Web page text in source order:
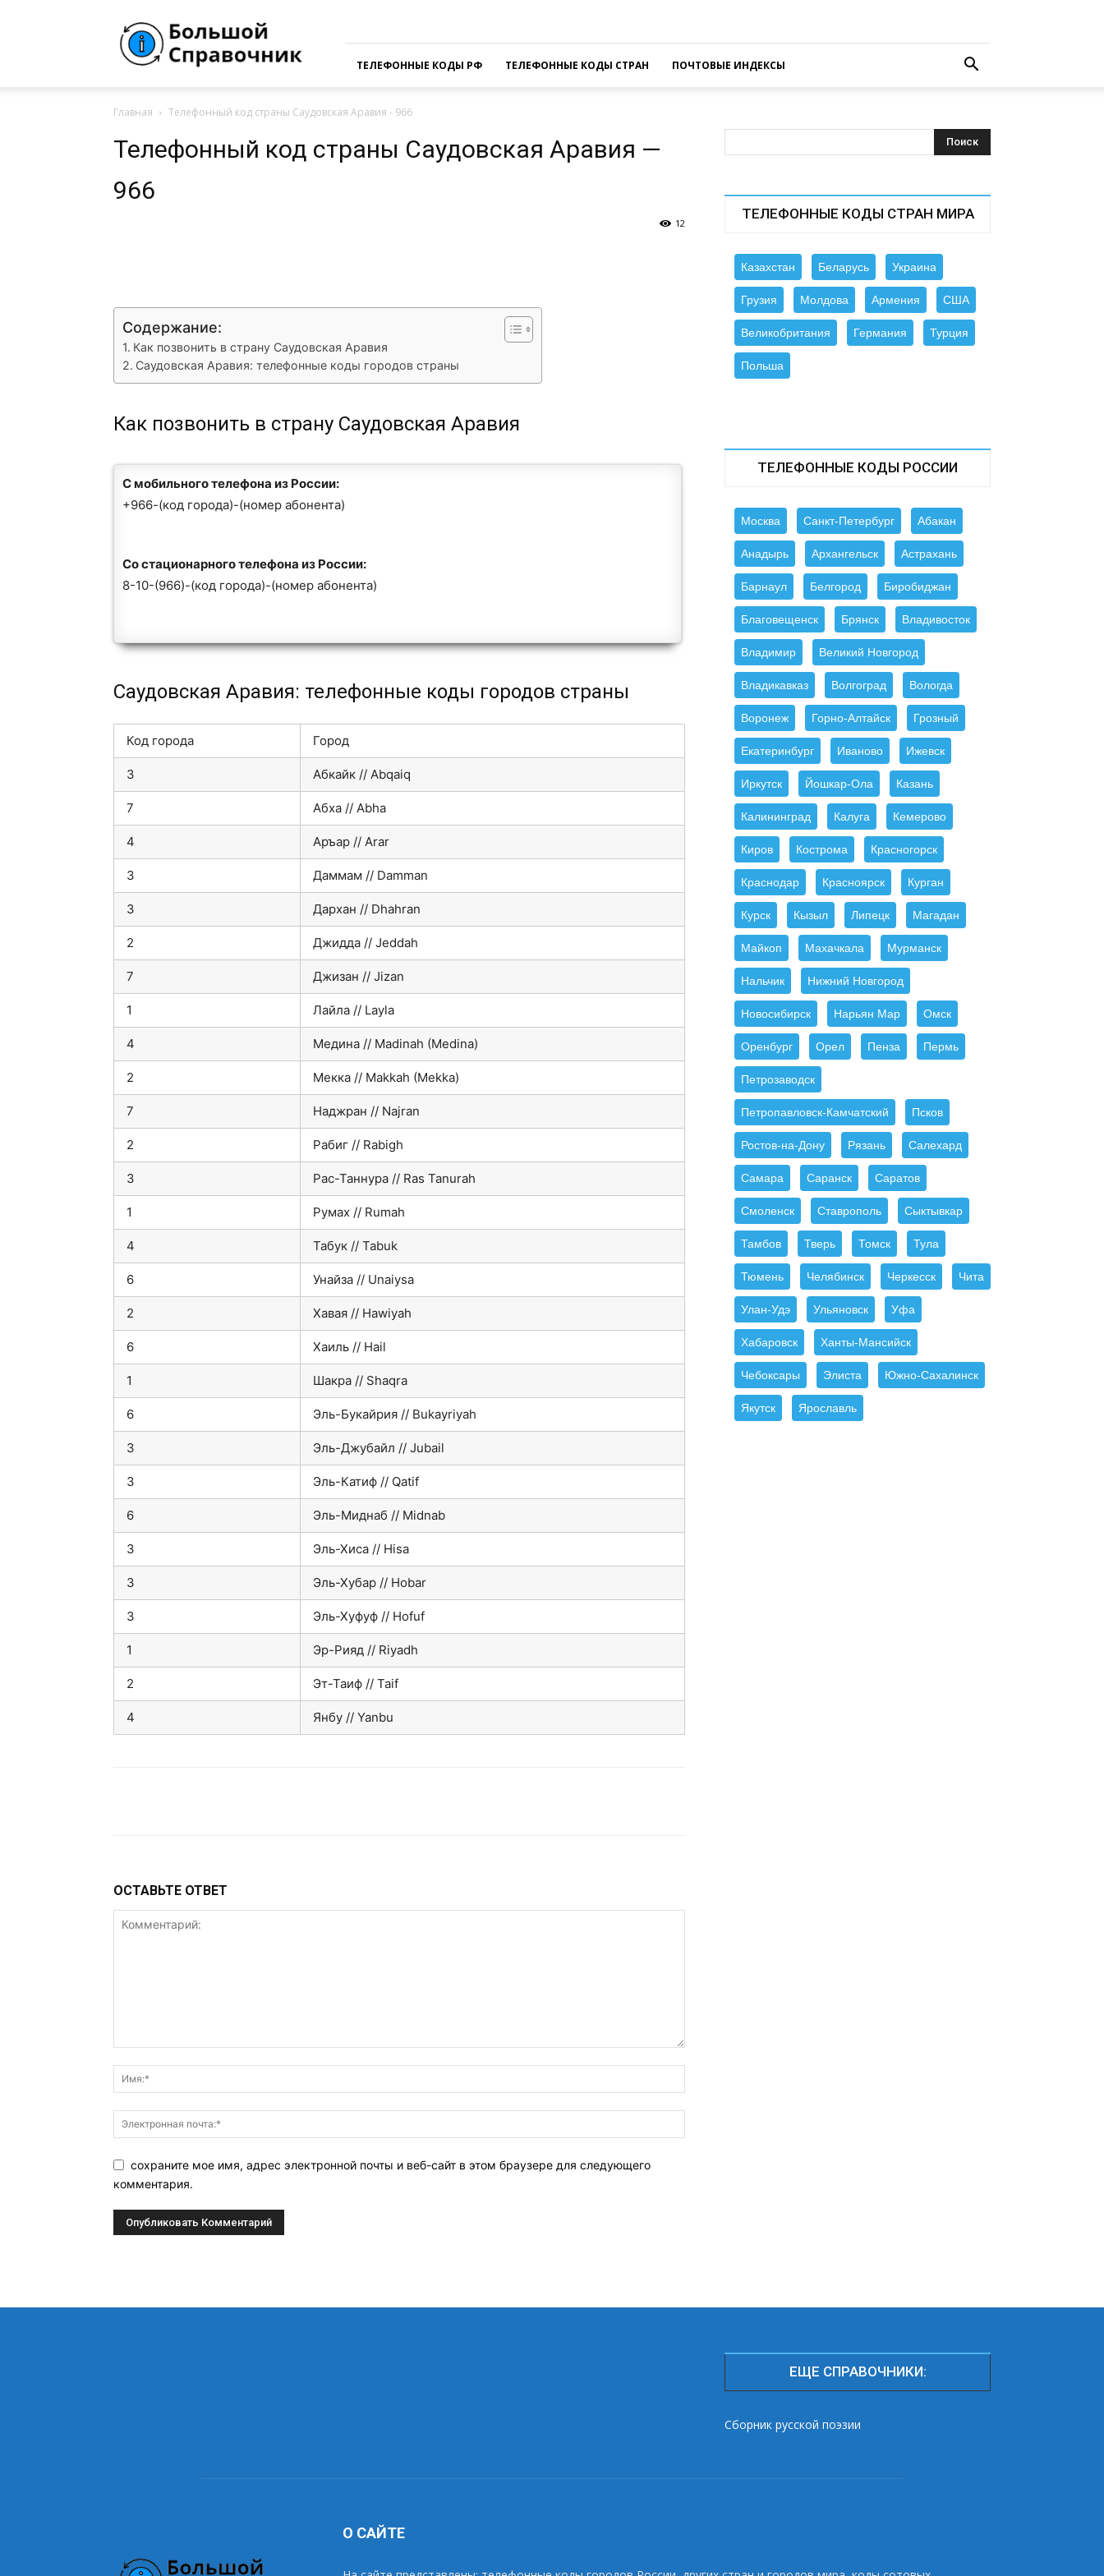
Справочная
России
ТЕЛЕФОННЫЕ КОДЫ РФ
ТЕЛЕФОННЫЕ КОДЫ СТРАН ПОЧТОВЫЕ ИНДЕКСЫ
Главная Телефонный код страны Саудовская Аравия - 966
Телефонный код страны Саудовская Аравия —
966
12
Содержание:
Как позвонить в страну Саудовская Аравия
Саудовская Аравия: телефонные коды городов страны
Как позвонить в страну Саудовская Аравия
С мобильного телефона из России:
+966-(код города)-(номер абонента)
Со стационарного телефона из России:
8-10-(966)-(код города)-(номер абонента)
Саудовская Аравия: телефонные коды городов страны
Код города Город
3 Абкайк // Abqaiq
7 Абха // Abha
4 Аръар // Arar
3 Даммам // Damman
3 Дархан // Dhahran
2 Джидда // Jeddah
7 Джизан // Jizan
1 Лайла // Layla
4 Медина // Madinah (Medina)
2 Мекка // Makkah (Mekka)
7 Наджран // Najran
2 Рабиг // Rabigh
3 Рас-Таннура // Ras Tanurah
1 Румах // Rumah
4 Табук // Tabuk
6 Унайза // Unaiysa
2 Хавая // Hawiyah
6 Хаиль // Hail
1 Шакра // Shaqra
6 Эль-Букайрия // Bukayriyah
3 Эль-Джубайл // Jubail
3 Эль-Катиф // Qatif
6 Эль-Миднаб // Midnab
3 Эль-Хиса // Hisa
3 Эль-Хубар // Hobar
3 Эль-Хуфуф // Hofuf
1 Эр-Рияд // Riyadh
2 Эт-Таиф // Taif
4 Янбу // Yanbu
ОСТАВЬТЕ ОТВЕТ
сохраните мое имя, адрес электронной почты и веб-сайт в этом браузере для следующего
комментария.
ТЕЛЕФОННЫЕ КОДЫ СТРАН МИРА
Казахстан Беларусь Украина
Грузия Молдова Армения США
Великобритания Германия Турция
Польша
ТЕЛЕФОННЫЕ КОДЫ РОССИИ
Москва Санкт-Петербург Абакан
Анадырь Архангельск Астрахань
Барнаул Белгород Биробиджан
Благовещенск Брянск Владивосток
Владимир Великий Новгород
Владикавказ Волгоград Вологда
Воронеж Горно-Алтайск Грозный
Екатеринбург Иваново Ижевск
Иркутск Йошкар-Ола Казань
Калининград Калуга Кемерово
Киров Кострома Красногорск
Краснодар Красноярск Курган
Курск Кызыл Липецк Магадан
Майкоп Махачкала Мурманск
Нальчик Нижний Новгород
Новосибирск Нарьян Мар Омск
Оренбург Орел Пенза Пермь
Петрозаводск
Петропавловск-Камчатский Псков
Ростов-на-Дону Рязань Салехард
Самара Саранск Саратов
Смоленск Ставрополь Сыктывкар
Тамбов Тверь Томск Тула
Тюмень Челябинск Черкесск Чита
Улан-Удэ Ульяновск Уфа
Хабаровск Ханты-Мансийск
Чебоксары Элиста Южно-Сахалинск
Якутск Ярославль
ЕЩЕ СПРАВОЧНИКИ:
Сборник русской поэзии
О САЙТЕ